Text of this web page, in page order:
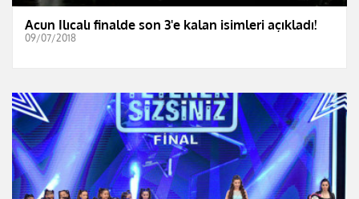
Acun Ilıcalı finalde son 3'e kalan isimleri açıkladı!
09/07/2018